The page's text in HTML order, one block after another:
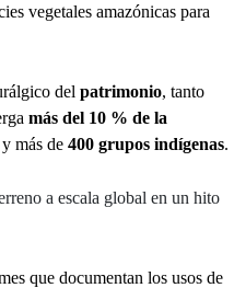
vegetales amazónicas para
del patrimonio, tanto
más del 10 % de la
y más de 400 grupos indígenas.
a escala global en un hito
que documentan los usos de